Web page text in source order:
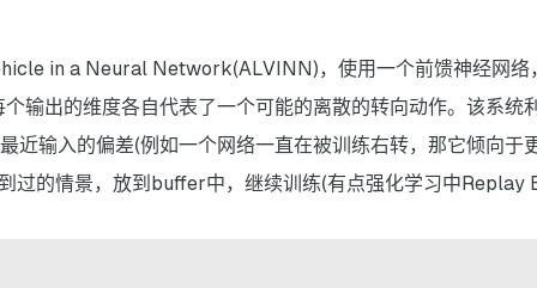
in a Neural Network(ALVINN)，使用一个前馈神经网
输出的维度各自代表了一个可能的离散的转向动作。该系统
近输入的偏差(例如一个网络一直在被训练右转，那它倾向于
过的情景，放到buffer中，继续训练(有点强化学习中Replay